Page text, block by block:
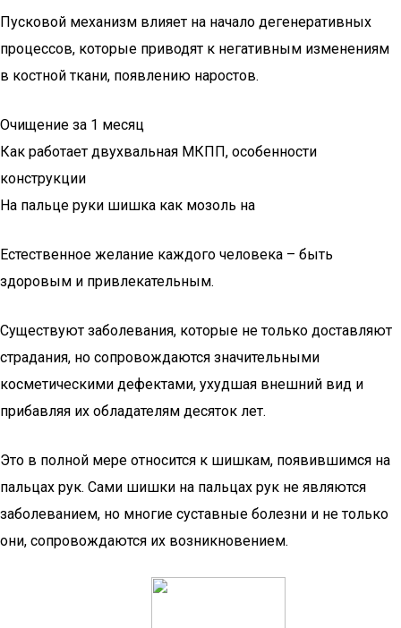
Пусковой механизм влияет на начало дегенеративных
процессов, которые приводят к негативным изменениям
в костной ткани, появлению наростов.
Очищение за 1 месяц
Как работает двухвальная МКПП, особенности
конструкции
На пальце руки шишка как мозоль на
Естественное желание каждого человека – быть
здоровым и привлекательным.
Существуют заболевания, которые не только доставляют
страдания, но сопровождаются значительными
косметическими дефектами, ухудшая внешний вид и
прибавляя их обладателям десяток лет.
Это в полной мере относится к шишкам, появившимся на
пальцах рук. Сами шишки на пальцах рук не являются
заболеванием, но многие суставные болезни и не только
они, сопровождаются их возникновением.